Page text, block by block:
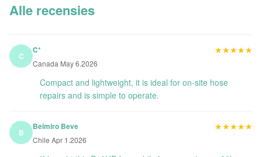
Alle recensies
C
C*
Canada May 6.2026
★★★★★
★★★★★
Compact and lightweight, it is ideal for on-site hose
repairs and is simple to operate.
B
Belmiro Beve
Chile Apr 1.2026
★★★★★
★★★★★